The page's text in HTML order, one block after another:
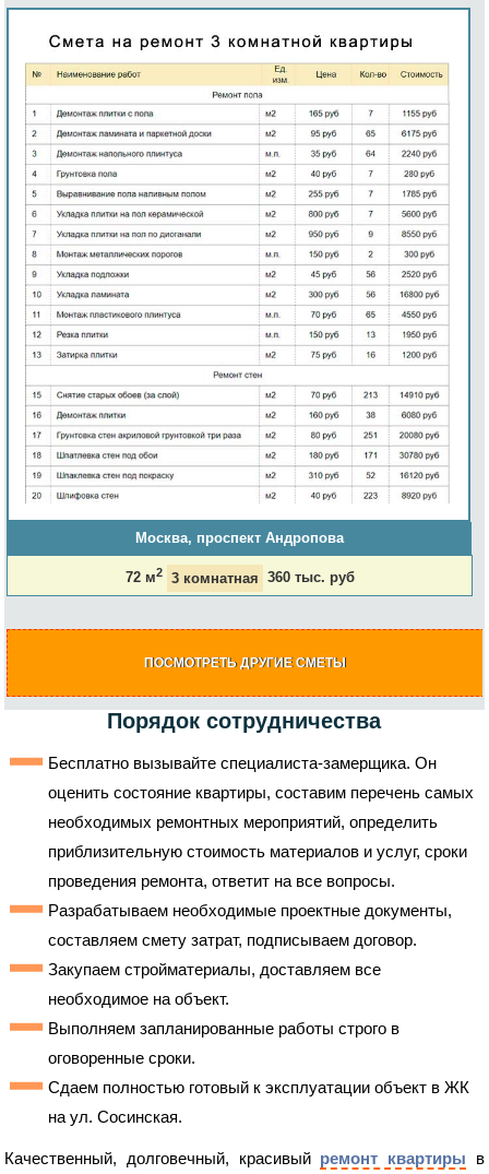
Москва, проспект Андропова
72 м2 3 комнатная 360 тыс. руб
ПОСМОТРЕТЬ ДРУГИЕ СМЕТЫ
Порядок сотрудничества
Бесплатно вызывайте специалиста-замерщика. Он
оценить состояние квартиры, составим перечень самых
необходимых ремонтных мероприятий, определить
приблизительную стоимость материалов и услуг, сроки
проведения ремонта, ответит на все вопросы.
Разрабатываем необходимые проектные документы,
составляем смету затрат, подписываем договор.
Закупаем стройматериалы, доставляем все
необходимое на объект.
Выполняем запланированные работы строго в
оговоренные сроки.
Сдаем полностью готовый к эксплуатации объект в ЖК
на ул. Сосинская.
Качественный, долговечный, красивый ремонт квартиры в